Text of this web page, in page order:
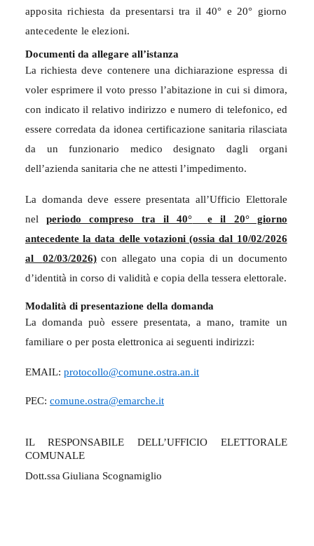
apposita richiesta da presentarsi tra il 40° e 20° giorno
antecedente le elezioni.
Documenti da allegare all’istanza
La richiesta deve contenere una dichiarazione espressa di
voler esprimere il voto presso l’abitazione in cui si dimora,
con indicato il relativo indirizzo e numero di telefonico, ed
essere corredata da idonea certificazione sanitaria rilasciata
da un funzionario medico designato dagli organi
dell’azienda sanitaria che ne attesti l’impedimento.
La domanda deve essere presentata all’Ufficio Elettorale
nelperiodo compreso tra il 40°
e il 20° giorno
antecedente la data delle votazioni (ossia dal 10/02/2026
al
02/03/2026)con allegato una copia di un documento
d’identità in corso di validità e copia della tessera elettorale.
Modalità di presentazione della domanda
La domanda può essere presentata, a mano, tramite un
familiare o per posta elettronica ai seguenti indirizzi:
EMAIL: protocollo@comune.ostra.an.it
PEC: comune.ostra@emarche.it
IL RESPONSABILE DELL’UFFICIO ELETTORALE
COMUNALE
Dott.ssa Giuliana Scognamiglio